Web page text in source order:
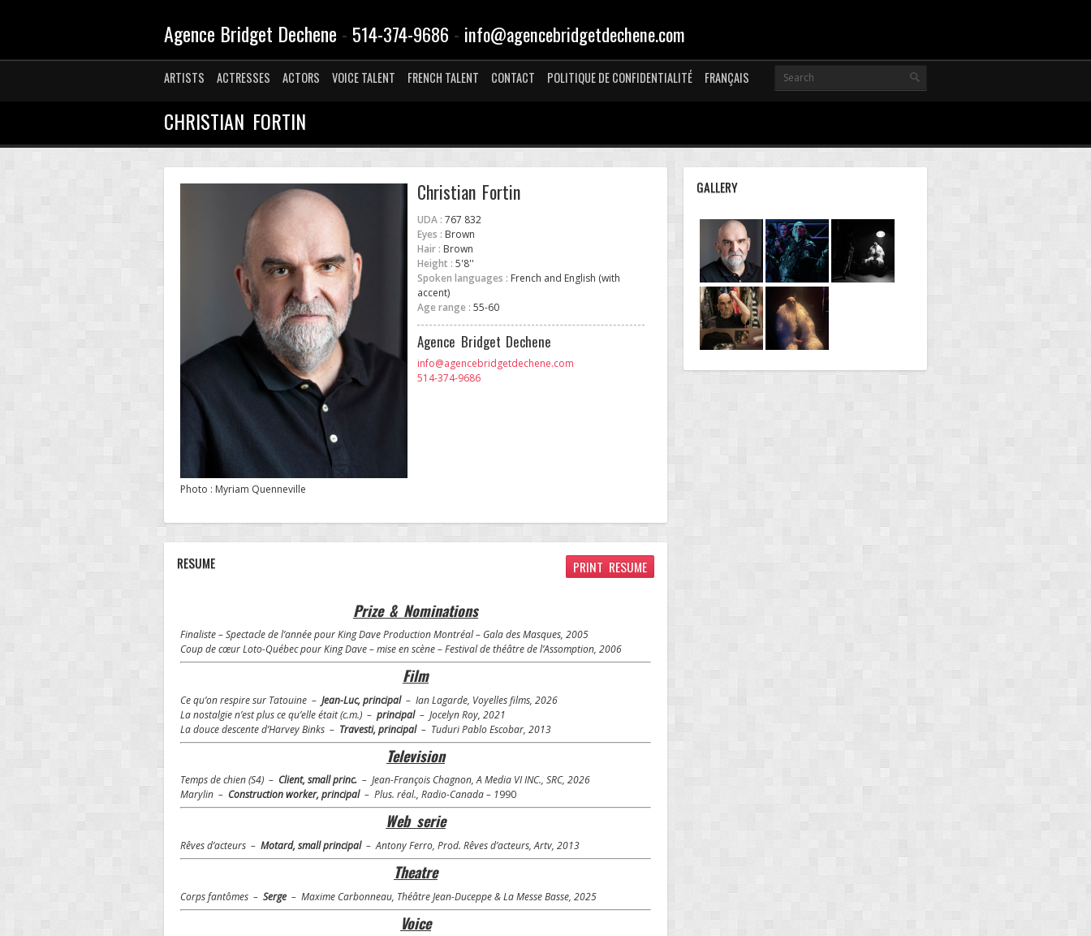
Agence Bridget Dechene - 514-374-9686 - info@agencebridgetdechene.com
ARTISTS ACTRESSES ACTORS VOICE TALENT FRENCH TALENT CONTACT POLITIQUE DE CONFIDENTIALITÉ FRANÇAIS
CHRISTIAN FORTIN
Photo : Myriam Quenneville
Christian Fortin
UDA : 767 832
Eyes : Brown
Hair : Brown
Height : 5'8''
Spoken languages : French and English (with
accent)
Age range : 55-60
Agence Bridget Dechene
info@agencebridgetdechene.com
514-374-9686
RESUME PRINT RESUME
Prize & Nominations
Finaliste – Spectacle de l’année pour King Dave Production Montréal – Gala des Masques, 2005
Coup de cœur Loto-Québec pour King Dave – mise en scène – Festival de théâtre de l’Assomption, 2006
Film
Ce qu’on respire sur Tatouine – Jean-Luc, principal– Ian Lagarde, Voyelles films, 2026
La nostalgie n’est plus ce qu’elle était (c.m.) – principal – Jocelyn Roy, 2021
La douce descente d’Harvey Binks – Travesti, principal– Tuduri Pablo Escobar, 2013
Television
Temps de chien (S4) – Client, small princ. – Jean-François Chagnon, A Media VI INC., SRC, 2026
Marylin – Construction worker, principal– Plus. réal., Radio-Canada – 1990
Web serie
Rêves d’acteurs – Motard, small principal – Antony Ferro, Prod. Rêves d’acteurs, Artv, 2013
Theatre
Corps fantômes – Serge – Maxime Carbonneau, Théâtre Jean-Duceppe & La Messe Basse, 2025
Voice
GALLERY